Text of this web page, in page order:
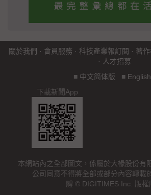
關於我們 · 會員服務 · 科技產業報訂閱 · 著
· 人才招募
■ 中文简体版 ■ English
下載新聞App
本網站內之全部圖文，係屬於大椽股份有
公司同意不得將全部或部分內容轉載
體 © DIGITIMES Inc. 版權